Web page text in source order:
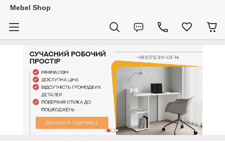
Mebel Shop